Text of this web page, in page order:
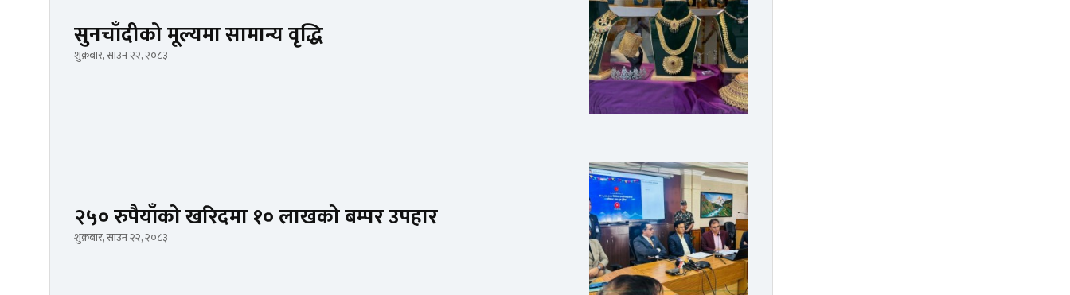
सुनचाँदीको मूल्यमा सामान्य वृद्धि
शुक्रबार, साउन २२, २०८३
२५० रुपैयाँको खरिदमा १० लाखको बम्पर उपहार
शुक्रबार, साउन २२, २०८३